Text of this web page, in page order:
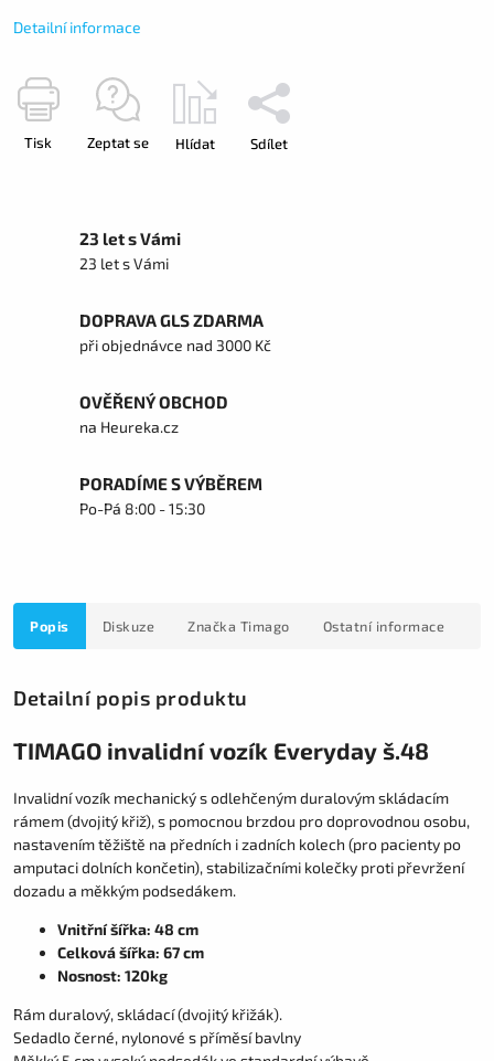
Detailní informace
Tisk Zeptat se Hlídat Sdílet
23 let s Vámi
23 let s Vámi
DOPRAVA GLS ZDARMA
při objednávce nad 3000 Kč
OVĚŘENÝ OBCHOD
na Heureka.cz
PORADÍME S VÝBĚREM
Po-Pá 8:00 - 15:30
Popis Diskuze Značka Timago Ostatní informace
Detailní popis produktu
TIMAGO invalidní vozík Everyday š.48
Invalidní vozík mechanický s odlehčeným duralovým skládacím
rámem (dvojitý křiž), s pomocnou brzdou pro doprovodnou osobu,
nastavením těžiště na předních i zadních kolech (pro pacienty po
amputaci dolních končetin), stabilizačními kolečky proti převržení
dozadu a měkkým podsedákem.
Vnitřní šířka: 48 cm
Celková šířka: 67 cm
Nosnost: 120kg
​Rám duralový, skládací (dvojitý křižák).
Sedadlo černé, nylonové s příměsí bavlny